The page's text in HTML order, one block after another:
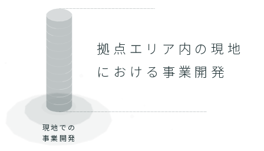
現地での
事業開発
拠点エリア内の現地
における事業開発